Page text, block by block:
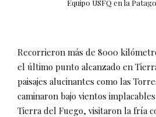
Equipo USFQ en la
Recorrieron más de 8000
el último punto alcanzado en
paisajes alucinantes como las
caminaron bajo vientos
Tierra del Fuego, visitaron la fría